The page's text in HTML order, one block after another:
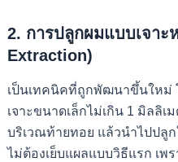
2. การปลูกผมแบบเจาะ
Extraction)
เป็นเทคนิคที่ถูกพัฒนาขึ้นใหม่
เจาะขนาดเล็กไม่เกิน 1 มิลลิเม
บริเวณท้ายทอย แล้วนำไปปลู
ไม่ต้องเย็บแผลแบบวิธีแรก เพ